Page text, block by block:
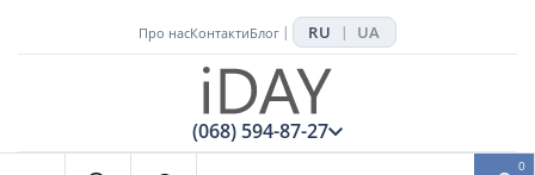
Про насКонтактиБлог | RU | UA
(068) 594-87-27
0